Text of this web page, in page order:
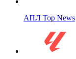
АПЛ Top News